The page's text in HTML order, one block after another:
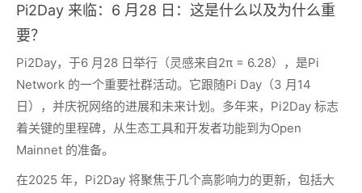
Pi2Day 来临：6 月28 日：这是什么以及为什么重
要？
Pi2Day，于6 月28 日举行（灵感来自2π = 6.28），是Pi
Network 的一个重要社群活动。它跟随Pi Day（3 月14
日），并庆祝网络的进展和未来计划。多年来，Pi2Day 标志
着关键的里程碑，从生态工具和开发者功能到为Open
Mainnet 的准备。
在2025 年，Pi2Day 将聚焦于几个高影响力的更新，包括大